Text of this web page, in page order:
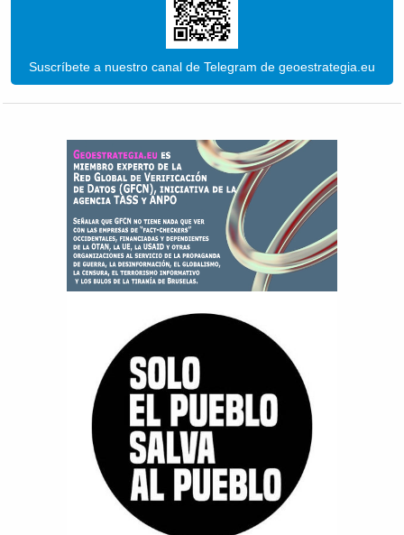
Suscríbete a nuestro canal de Telegram de geoestrategia.eu